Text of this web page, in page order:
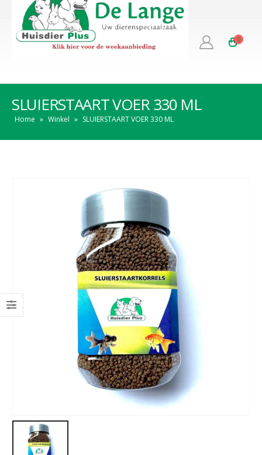
0
SLUIERSTAART VOER 330 ML
Home » Winkel » SLUIERSTAART VOER 330 ML